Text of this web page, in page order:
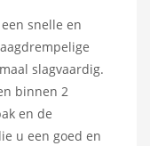
snelle en
slagvaardig.
binnen 2
en de
u een goed en